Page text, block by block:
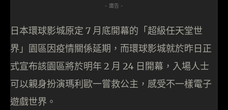
- 廣告 -
日本環球影城原定 7 月底開幕的「超級任天堂世
界」園區因疫情關係延期，而環球影城就於昨日正
式宣布該園區將於明年 2 月 24 日開幕，入場人士
可以親身扮演瑪利歐一嘗救公主，感受不一樣電子
遊戲世界。